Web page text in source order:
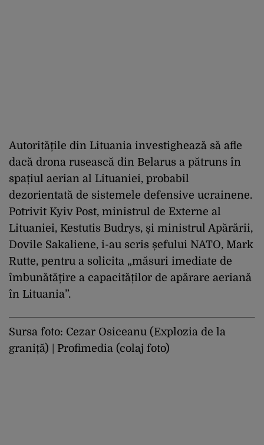
Autoritățile din Lituania investighează să afle
dacă drona rusească din Belarus a pătruns în
spațiul aerian al Lituaniei, probabil
dezorientată de sistemele defensive ucrainene.
Potrivit Kyiv Post, ministrul de Externe al
Lituaniei, Kestutis Budrys, și ministrul Apărării,
Dovile Sakaliene, i-au scris șefului NATO, Mark
Rutte, pentru a solicita „măsuri imediate de
îmbunătățire a capacităților de apărare aeriană
în Lituania”.
Sursa foto: Cezar Osiceanu (Explozia de la
graniță) | Profimedia (colaj foto)